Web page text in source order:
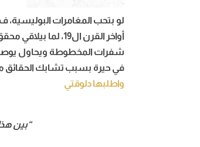
لو بتحب المغامرات البوليسية،
أواخر القرن
شفرات المخطوطة ويحاول يوصل
في حيرة بسبب تشابك الحقائق
واطلبها دلوقتي
“بين